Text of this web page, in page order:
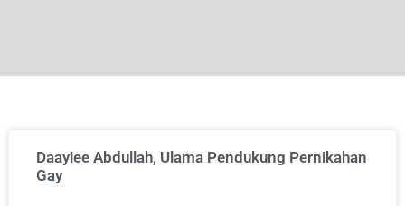
Daayiee Abdullah, Ulama Pendukung Pernikahan
Gay